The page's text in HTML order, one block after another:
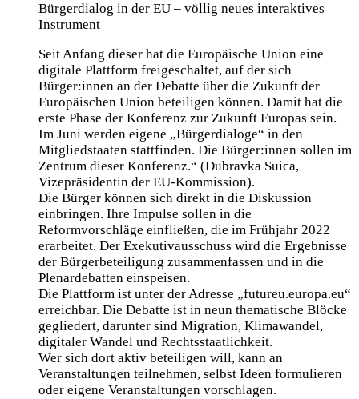
Bürgerdialog in der EU – völlig neues interaktives
Instrument
Seit Anfang dieser hat die Europäische Union eine
digitale Plattform freigeschaltet, auf der sich
Bürger:innen an der Debatte über die Zukunft der
Europäischen Union beteiligen können. Damit hat die
erste Phase der Konferenz zur Zukunft Europas sein.
Im Juni werden eigene „Bürgerdialoge“ in den
Mitgliedstaaten stattfinden. Die Bürger:innen sollen im
Zentrum dieser Konferenz.“ (Dubravka Suica,
Vizepräsidentin der EU-Kommission).
Die Bürger können sich direkt in die Diskussion
einbringen. Ihre Impulse sollen in die
Reformvorschläge einfließen, die im Frühjahr 2022
erarbeitet. Der Exekutivausschuss wird die Ergebnisse
der Bürgerbeteiligung zusammenfassen und in die
Plenardebatten einspeisen.
Die Plattform ist unter der Adresse „futureu.europa.eu“
erreichbar. Die Debatte ist in neun thematische Blöcke
gegliedert, darunter sind Migration, Klimawandel,
digitaler Wandel und Rechtsstaatlichkeit.
Wer sich dort aktiv beteiligen will, kann an
Veranstaltungen teilnehmen, selbst Ideen formulieren
oder eigene Veranstaltungen vorschlagen.